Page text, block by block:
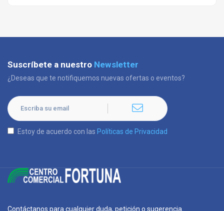
Suscríbete a nuestro Newsletter
¿Deseas que te notifiquemos nuevas ofertas o eventos?
Estoy de acuerdo con las Políticas de Privacidad
Contáctanos para cualquier duda, petición o sugerencia.